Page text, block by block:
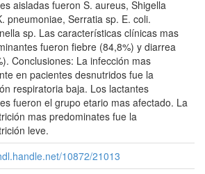
aisladas fueron S. aureus, Shigella
pneumoniae, Serratia sp. E. coli.
sp. Las características clínicas mas
fueron fiebre (84,8%) y diarrea
Conclusiones: La infección mas
en pacientes desnutridos fue la
respiratoria baja. Los lactantes
fueron el grupo etario mas afectado. La
mas predominates fue la
leve.
10872/21013